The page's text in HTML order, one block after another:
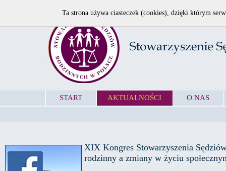
START AKTUALNOŚCI O NAS
XIX Kongres Stowarzyszenia
rodzinny a zmiany w życiu
Ta strona używa ciasteczek (cookies), dzięki którym